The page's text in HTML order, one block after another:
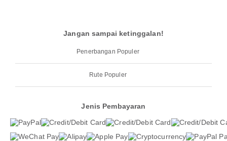
Jangan sampai ketinggalan!
Penerbangan Populer
Rute Populer
Jenis Pembayaran